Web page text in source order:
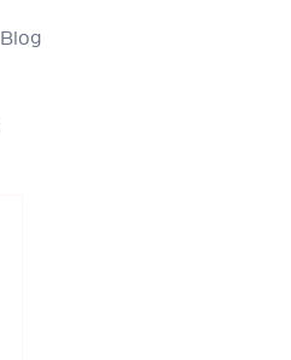
Blog